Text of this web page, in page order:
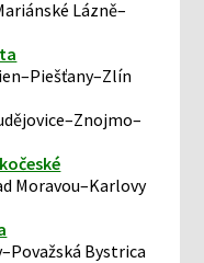
Lázně–
Moravou–Karlovy
Bystrica